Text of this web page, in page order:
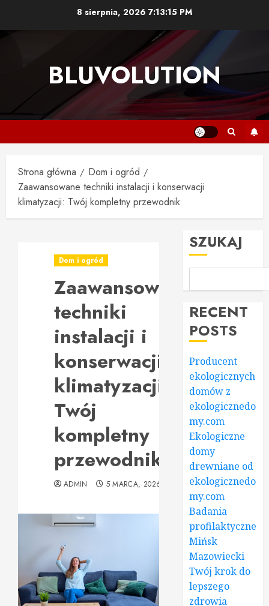
8 sierpnia, 2026 7:13:16 PM
BLUVOLUTION
Strona główna
Dom i ogród
Zaawansowane techniki instalacji i konserwacji
klimatyzacji: Twój kompletny przewodnik
Dom i ogród
Zaawansowane
techniki
instalacji i
konserwacji
klimatyzacji:
Twój
kompletny
przewodnik
ADMIN 5 MARCA, 2026
SZUKAJ
RECENT
POSTS
Producent
ekologicznych
domów z
ekologicznedo
my.com
Ekologiczne
domy
drewniane od
ekologicznedo
my.com
Badania
profilaktyczne
Mińsk
Mazowiecki
Twój krok do
lepszego
zdrowia